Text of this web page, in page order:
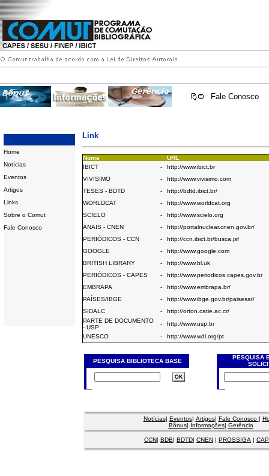
Fale Conosco
Home
Notícias
Eventos
Artigos
Links
Sobre o Comut
Fale Conosco
Link
Nome
URL
IBICT
-
http://www.ibict.br
VIVISIMO
-
http://www.vivisimo.com
TESES - BDTD
-
http://bdtd.ibict.br/
WORLDCAT
-
http://www.worldcat.org
SCIELO
-
http://www.scielo.org
ANAIS - CNEN
-
http://portalnuclear.cnen.gov.br/
PERIÓDICOS - CCN
-
http://ccn.ibict.br/busca.jsf
GOOGLE
-
http://www.google.com
BRITISH LIBRARY
-
http://www.bl.uk
PERIÓDICOS - CAPES
-
http://www.periodicos.capes.gov.br
EMBRAPA
-
http://www.embrapa.br/
PAÍSES/IBGE
-
http://www.ibge.gov.br/paisesat/
SIDALC
-
http://orton.catie.ac.cr/
PARTE DE DOCUMENTO
- USP
-
http://www.usp.br
UNESCO
- http://www.wdl.org/pt
PESQUISA BIBLIOTECA BASE
PESQUISA
Notícias| Eventos| Artigos| Fale Conosco |
Bônus| Informações| Gerência
CCN| BDB| BDTD| CNEN | PROSSIGA |